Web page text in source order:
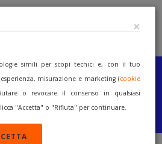
COSTRUTTORE
RIVENDITORE?
GRATUITAMENTE
MACCHINARI
A VENDERE
×
simili per scopi tecnici e, con il tuo
misurazione e marketing (cookie
o revocare il consenso in qualsiasi
"Accetta" o "Rifiuta" per continuare.